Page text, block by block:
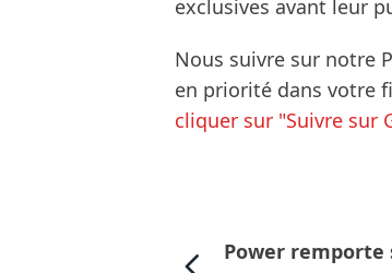
exclusives avant leur
Nous suivre sur notre
en priorité dans votre
cliquer sur "Suivre sur
Power remporte